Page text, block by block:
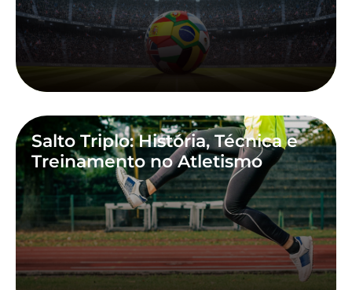
Salto Triplo: História, Técnica e
Treinamento no Atletismo